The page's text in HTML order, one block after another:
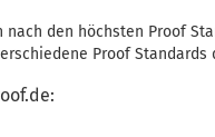
nach den höchsten Proof
Proof Standards